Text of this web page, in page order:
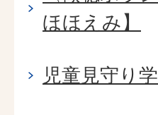
ほほえみ】
児童見守り